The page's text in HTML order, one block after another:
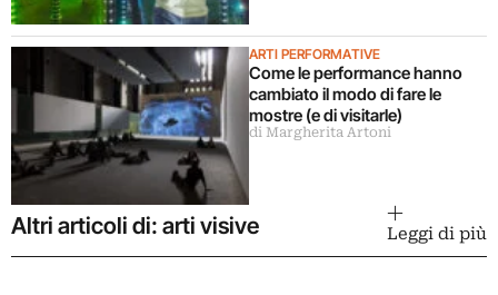
ARTI PERFORMATIVE
Come le performance hanno
cambiato il modo di fare le
mostre (e di visitarle)
di Margherita Artoni
Altri articoli di: arti visive Leggi di più